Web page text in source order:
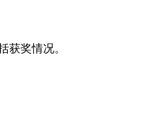
获奖情况。